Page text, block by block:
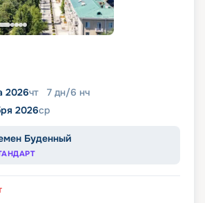
2026чт 7 дн/6 нч
2026ср
Буденный